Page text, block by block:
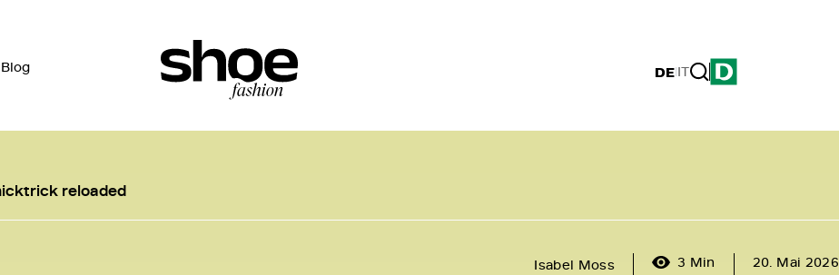
Blog DE|IT
reloaded
Isabel Moss 3 Min 20. Mai 2026